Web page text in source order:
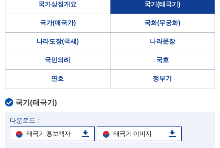
국가상징개요 국기(태극기)
국가(애국가) 국화(무궁화)
나라도장(국새) 나라문장
국민의례 국호
연호 정부기
국기(태극기)
다운로드 :
태극기 홍보책자
태극기 이미지